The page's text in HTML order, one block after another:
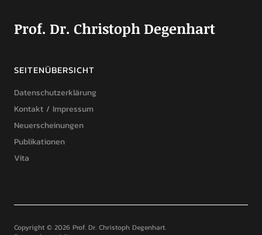
Prof. Dr. Christoph Degenhart
SEITENÜBERSICHT
Datenschutzerklärung
Kontakt / Impressum
Neuerscheinungen
Publikationen
Vita
Copyright © 2026 Prof. Dr. Christoph Degenhart